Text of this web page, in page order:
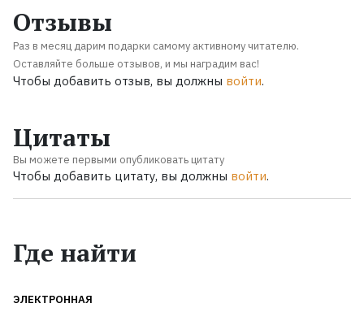
Отзывы
Раз в месяц дарим подарки самому активному читателю.
Оставляйте больше отзывов, и мы наградим вас!
Чтобы добавить отзыв, вы должны войти.
Цитаты
Вы можете первыми опубликовать цитату
Чтобы добавить цитату, вы должны войти.
Где найти
ЭЛЕКТРОННАЯ